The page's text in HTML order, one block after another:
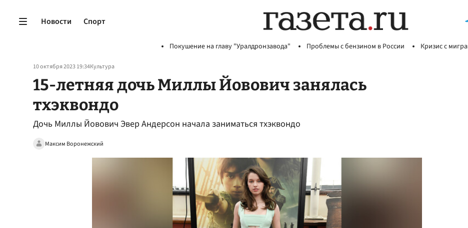
Новости Спорт
Покушение на главу "Уралдронзавода" Проблемы с бензином в России Кризис с
10 октября 2023 19:34Культура
15-летняя дочь Миллы Йовович занялась
тхэквондо
Дочь Миллы Йовович Эвер Андерсон начала заниматься тхэквондо
Максим Воронежский